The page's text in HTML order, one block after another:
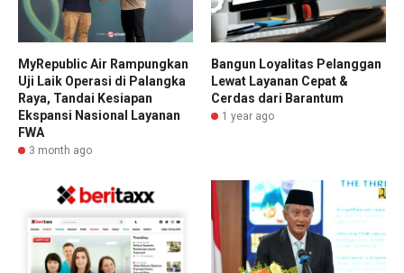
MyRepublic Air Rampungkan
Uji Laik Operasi di Palangka
Raya, Tandai Kesiapan
Ekspansi Nasional Layanan
FWA
3 month ago
Bangun Loyalitas Pelanggan
Lewat Layanan Cepat &
Cerdas dari Barantum
1 year ago